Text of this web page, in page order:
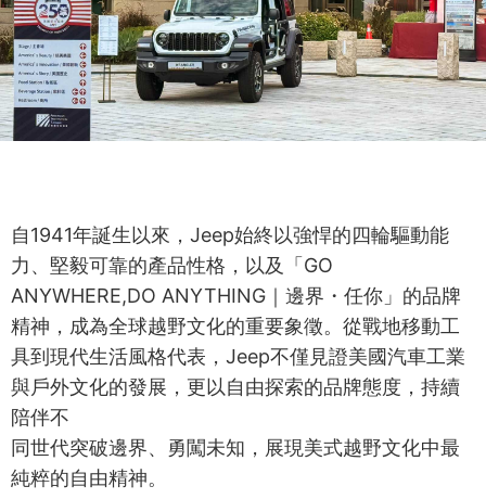
自1941年誕生以來，Jeep始終以強悍的四輪驅動能
力、堅毅可靠的產品性格，以及「GO
ANYWHERE,DO ANYTHING｜邊界・任你」的品牌
精神，成為全球越野文化的重要象徵。從戰地移動工
具到現代生活風格代表，Jeep不僅見證美國汽車工業
與戶外文化的發展，更以自由探索的品牌態度，持續
陪伴不
同世代突破邊界、勇闖未知，展現美式越野文化中最
純粹的自由精神。